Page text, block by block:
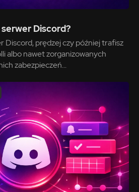
Discord?
Discord, prędzej czy później trafisz
albo nawet zorganizowanych
zabezpieczeń...